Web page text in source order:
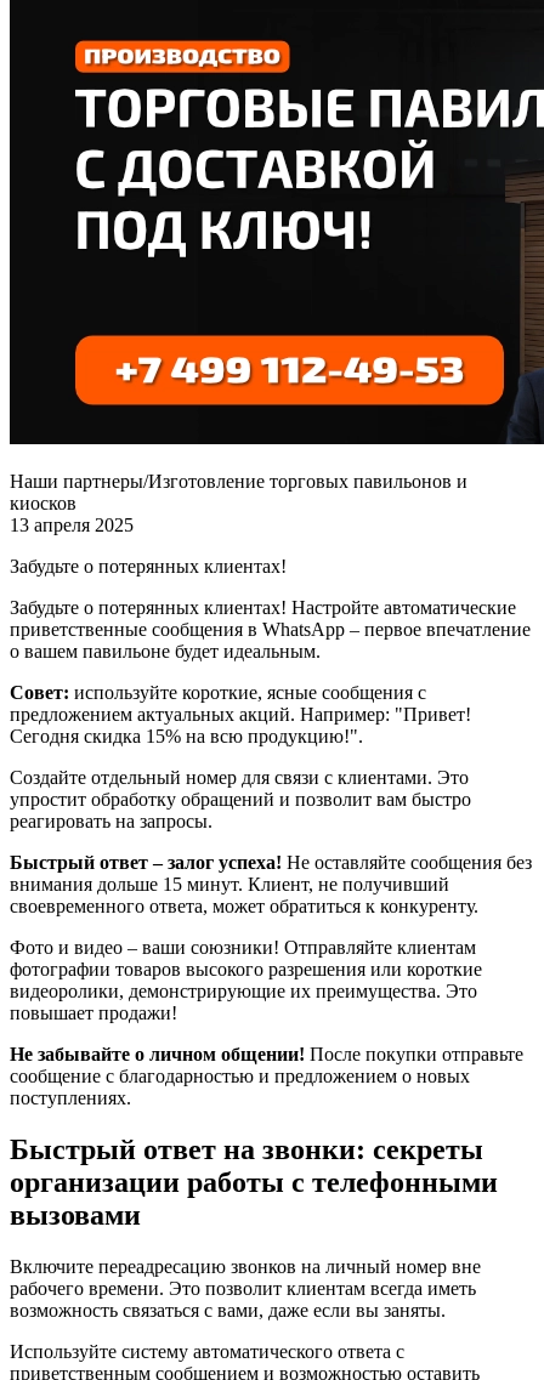
Наши партнеры/Изготовление торговых павильонов и
киосков
13 апреля 2025
Забудьте о потерянных клиентах!
Забудьте о потерянных клиентах! Настройте автоматические
приветственные сообщения в WhatsApp – первое впечатление
о вашем павильоне будет идеальным.
Совет: используйте короткие, ясные сообщения с
предложением актуальных акций. Например: "Привет!
Сегодня скидка 15% на всю продукцию!".
Создайте отдельный номер для связи с клиентами. Это
упростит обработку обращений и позволит вам быстро
реагировать на запросы.
Быстрый ответ – залог успеха! Не оставляйте сообщения без
внимания дольше 15 минут. Клиент, не получивший
своевременного ответа, может обратиться к конкуренту.
Фото и видео – ваши союзники! Отправляйте клиентам
фотографии товаров высокого разрешения или короткие
видеоролики, демонстрирующие их преимущества. Это
повышает продажи!
Не забывайте о личном общении! После покупки отправьте
сообщение с благодарностью и предложением о новых
поступлениях.
Быстрый ответ на звонки: секреты
организации работы с телефонными
вызовами
Включите переадресацию звонков на личный номер вне
рабочего времени. Это позволит клиентам всегда иметь
возможность связаться с вами, даже если вы заняты.
Используйте систему автоматического ответа с
приветственным сообщением и возможностью оставить